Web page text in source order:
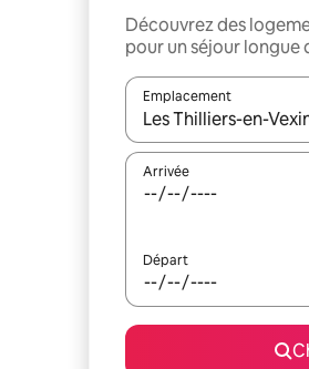
Découvrez des
pour un séjour longue
Emplacement
Quand les résultats
Arrivée
Départ